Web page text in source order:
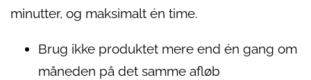
minutter, og maksimalt én time.
Brug ikke produktet mere end én gang om
måneden på det samme afløb